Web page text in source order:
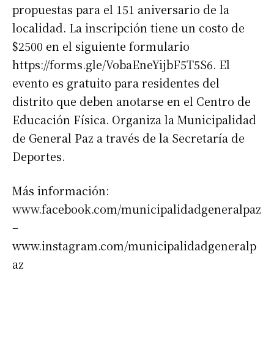
propuestas para el 151 aniversario de la
localidad. La inscripción tiene un costo de
$2500 en el siguiente formulario
https://forms.gle/VobaEneYijbF5T5S6. El
evento es gratuito para residentes del
distrito que deben anotarse en el Centro de
Educación Física. Organiza la Municipalidad
de General Paz a través de la Secretaría de
Deportes.
Más información:
www.facebook.com/municipalidadgeneralpaz
–
www.instagram.com/municipalidadgeneralp
az